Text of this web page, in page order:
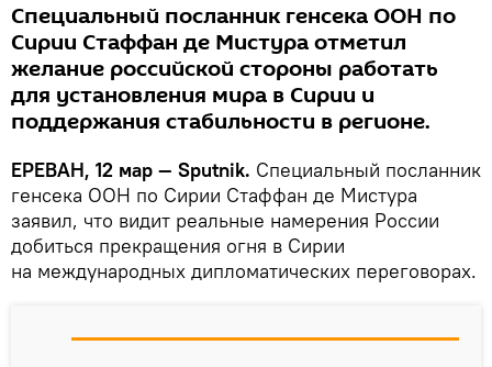
Специальный посланник генсека ООН по
Сирии Стаффан де Мистура отметил
желание российской стороны работать
для установления мира в Сирии и
поддержания стабильности в регионе.
ЕРЕВАН, 12 мар — Sputnik. Специальный посланник
генсека ООН по Сирии Стаффан де Мистура
заявил, что видит реальные намерения России
добиться прекращения огня в Сирии
на международных дипломатических переговорах.